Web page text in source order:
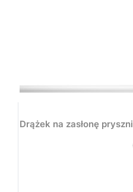
Drążek na zasłonę